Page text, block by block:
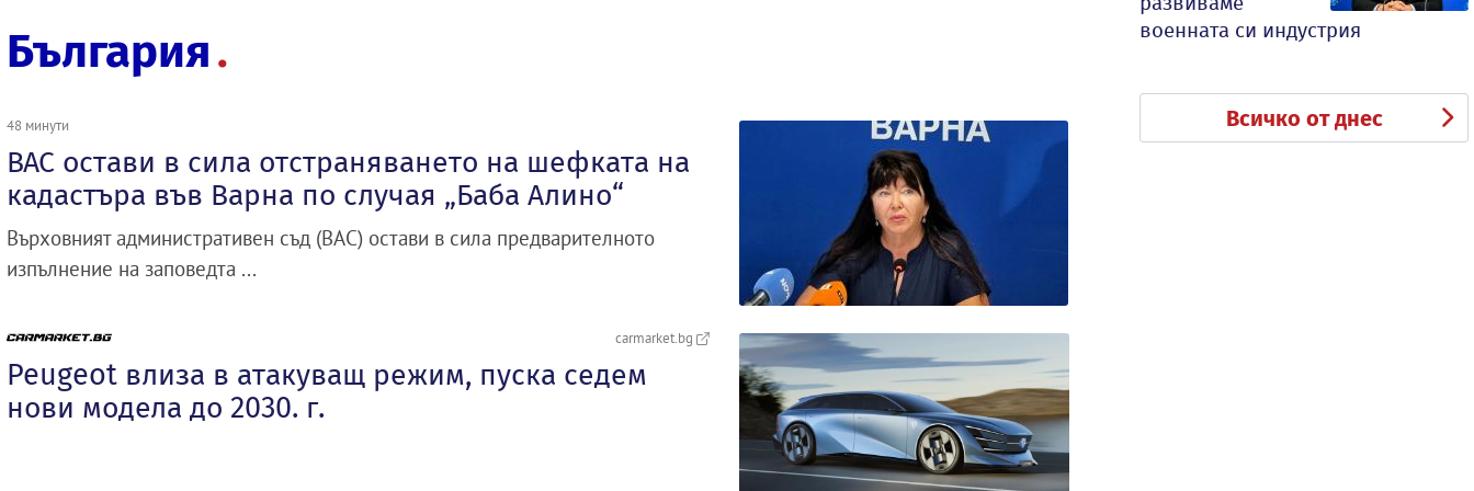
България
48 минути
ВАС остави в сила отстраняването на шефката на
кадастъра във Варна по случая „Баба Алино“
Върховният административен съд (ВАС) остави в сила предварителното
изпълнение на заповедта ...
carmarket.bg
Peugeot влиза в атакуващ режим, пуска седем
нови модела до 2030. г.
военната си индустрия
Всичко от днес